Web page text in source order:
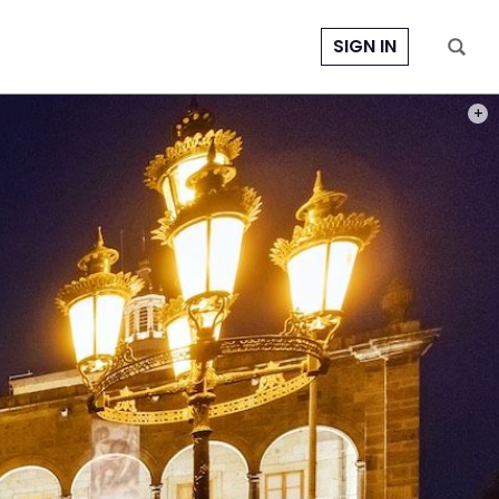
SIGN IN